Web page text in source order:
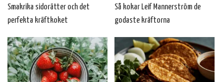
Smakrika sidorätter och det
perfekta kräftkoket
Så kokar Leif Mannerström de
godaste kräftorna